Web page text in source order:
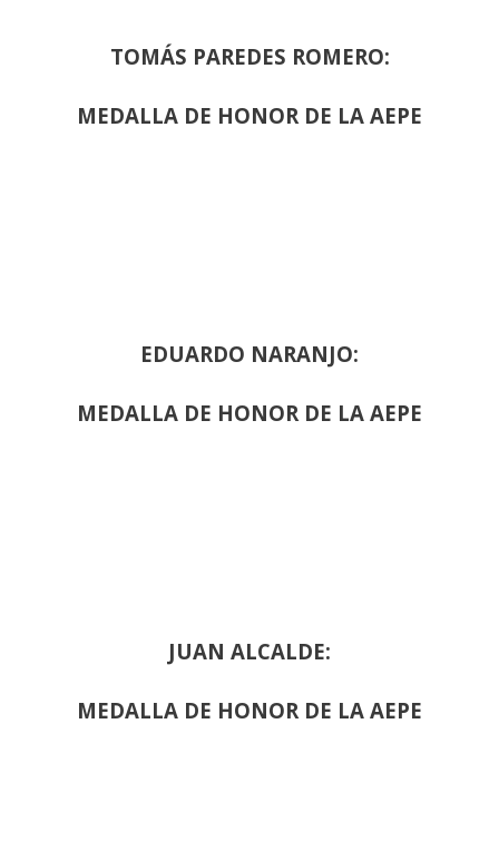
TOMÁS PAREDES ROMERO:
MEDALLA DE HONOR DE LA AEPE
EDUARDO NARANJO:
MEDALLA DE HONOR DE LA AEPE
JUAN ALCALDE:
MEDALLA DE HONOR DE LA AEPE